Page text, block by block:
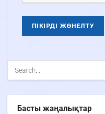
Басты жаңалықтар